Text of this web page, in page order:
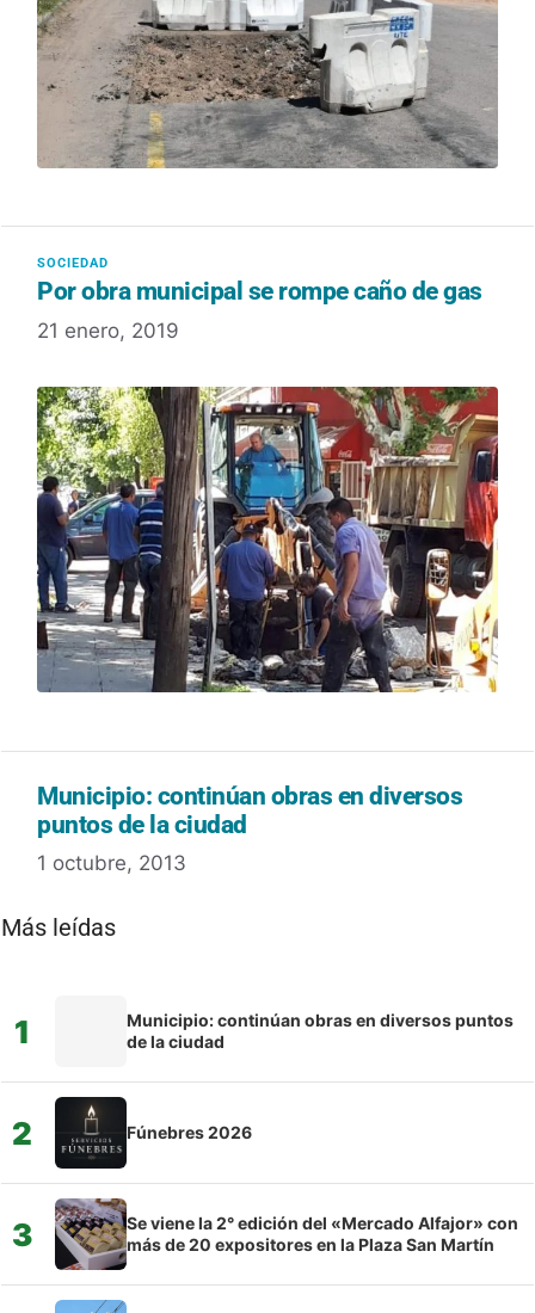
Por obra municipal se rompe caño de gas
21 enero, 2019
Municipio: continúan obras en diversos
puntos de la ciudad
1 octubre, 2013
Más leídas
1
Municipio: continúan obras en diversos puntos
de la ciudad
2 Fúnebres 2026
3
Se viene la 2° edición del «Mercado Alfajor» con
más de 20 expositores en la Plaza San Martín